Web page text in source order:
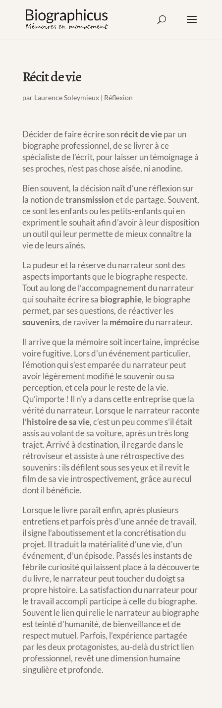
Récit de vie
par Laurence Soleymieux| Réflexion
Décider de faire écrire sonrécit de viepar un
biographe professionnel, de se livrer à ce
spécialiste de l’écrit, pour laisser un témoignage à
ses proches, n’est pas chose aisée, ni anodine.
Bien souvent, la décision naît d’une réflexion sur
la notion detransmissionet de partage. Souvent,
ce sont les enfants ou les petits-enfants qui en
expriment le souhait afin d’avoir à leur disposition
un outil qui leur permette de mieux connaître la
vie de leurs aînés.
La pudeur et la réserve du narrateur sont des
aspects importants que le biographe respecte.
Tout au long de l’accompagnement du narrateur
qui souhaite écrire sa biographie, le biographe
permet, par ses questions, de réactiver les
souvenirs, de raviver la mémoiredu narrateur.
Il arrive que la mémoire soit incertaine, imprécise
voire fugitive. Lors d’un événement particulier,
l’émotion qui s’est emparée du narrateur peut
avoir légèrement modifié le souvenir ou sa
perception, et cela pour le reste de la vie.
Qu’importe ! Il n’y a dans cette entreprise que la
vérité du narrateur. Lorsque le narrateur raconte
l’histoire de sa vie, c’est un peu comme s’il était
assis au volant de sa voiture, après un très long
trajet. Arrivé à destination, il regarde dans le
rétroviseur et assiste à une rétrospective des
souvenirs : ils défilent sous ses yeux et il revit le
film de sa vie introspectivement, grâce au recul
dont il bénéficie.
Lorsque le livre paraît enfin, après plusieurs
entretiens et parfois près d’une année de travail,
il signe l’aboutissement et la concrétisation du
projet. Il traduit la matérialité d’une vie, d’un
événement, d’un épisode. Passés les instants de
fébrile curiosité qui laissent place à la découverte
du livre, le narrateur peut toucher du doigt sa
propre histoire. La satisfaction du narrateur pour
le travail accompli participe à celle du biographe.
Souvent le lien qui relie le narrateur au biographe
est teinté d’humanité, de bienveillance et de
respect mutuel. Parfois, l’expérience partagée
par les deux protagonistes, au-delà du strict lien
professionnel, revêt une dimension humaine
singulière et profonde.